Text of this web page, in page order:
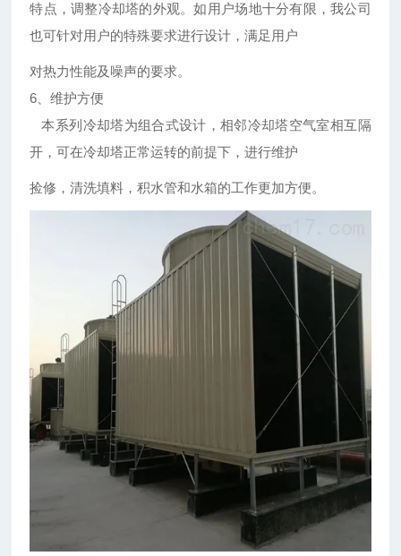
特点，调整冷却塔的外观。如用户场地十分有限，我公司
也可针对用户的特殊要求进行设计，满足用户
对热力性能及噪声的要求。
6、维护方便
本系列冷却塔为组合式设计，相邻冷却塔空气室相互隔
开，可在冷却塔正常运转的前提下，进行维护
捡修，清洗填料，积水管和水箱的工作更加方便。